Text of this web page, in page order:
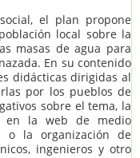
el plan propone
local sobre la
masas de agua para
En su contenido
didácticas dirigidas al
por los pueblos de
sobre el tema, la
en la web de medio
o la organización de
ingenieros y otro